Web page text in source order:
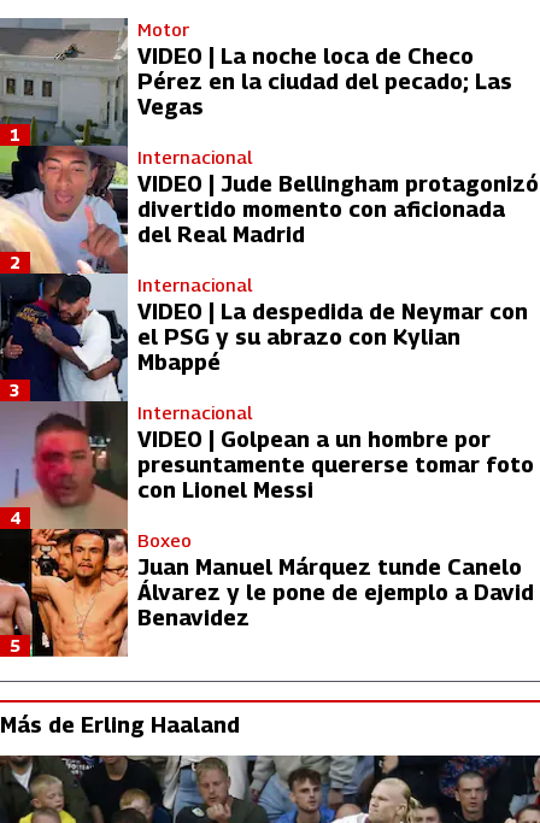
Motor
VIDEO | La noche loca de Checo
Pérez en la ciudad del pecado; Las
Vegas
1
Internacional
VIDEO | Jude Bellingham protagonizó
divertido momento con aficionada
del Real Madrid
2
Internacional
VIDEO | La despedida de Neymar con
el PSG y su abrazo con Kylian
Mbappé
3
Internacional
VIDEO | Golpean a un hombre por
presuntamente quererse tomar foto
con Lionel Messi
4
Boxeo
Juan Manuel Márquez tunde Canelo
Álvarez y le pone de ejemplo a David
Benavidez
5
Más de Erling Haaland